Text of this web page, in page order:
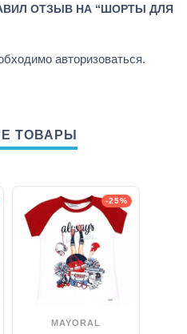
ОТЗЫВ НА “ШОРТЫ ДЛЯ
авторизоваться.
ТОВАРЫ
-25%
MAYORAL